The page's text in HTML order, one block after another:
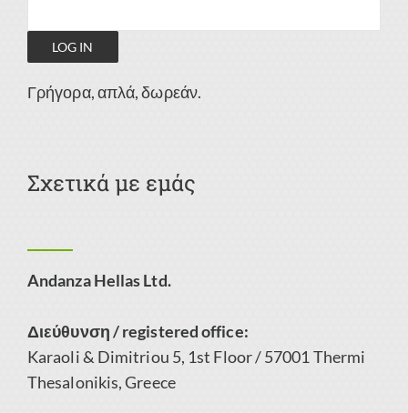
Γρήγορα, απλά, δωρεάν.
Σχετικά με εμάς
Andanza Hellas Ltd.
Διεύθυνση / registered office:
Karaoli & Dimitriou 5, 1st Floor / 57001 Thermi
Thesalonikis, Greece